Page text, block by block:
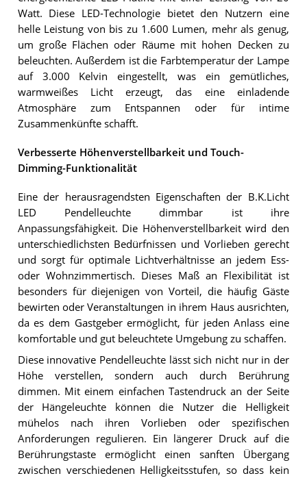
Watt. Diese LED-Technologie bietet den Nutzern eine
helle Leistung von bis zu 1.600 Lumen, mehr als genug,
um große Flächen oder Räume mit hohen Decken zu
beleuchten. Außerdem ist die Farbtemperatur der Lampe
auf 3.000 Kelvin eingestellt, was ein gemütliches,
warmweißes Licht erzeugt, das eine einladende
Atmosphäre zum Entspannen oder für intime
Zusammenkünfte schafft.
Verbesserte Höhenverstellbarkeit und Touch-
Dimming-Funktionalität
Eine der herausragendsten Eigenschaften der B.K.Licht
LED Pendelleuchte dimmbar ist ihre
Anpassungsfähigkeit. Die Höhenverstellbarkeit wird den
unterschiedlichsten Bedürfnissen und Vorlieben gerecht
und sorgt für optimale Lichtverhältnisse an jedem Ess-
oder Wohnzimmertisch. Dieses Maß an Flexibilität ist
besonders für diejenigen von Vorteil, die häufig Gäste
bewirten oder Veranstaltungen in ihrem Haus ausrichten,
da es dem Gastgeber ermöglicht, für jeden Anlass eine
komfortable und gut beleuchtete Umgebung zu schaffen.
Diese innovative Pendelleuchte lässt sich nicht nur in der
Höhe verstellen, sondern auch durch Berührung
dimmen. Mit einem einfachen Tastendruck an der Seite
der Hängeleuchte können die Nutzer die Helligkeit
mühelos nach ihren Vorlieben oder spezifischen
Anforderungen regulieren. Ein längerer Druck auf die
Berührungstaste ermöglicht einen sanften Übergang
zwischen verschiedenen Helligkeitsstufen, so dass kein